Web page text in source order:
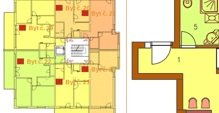
Byt č. 19
Byt č. 20
Byt č. 21
Byt č. 22
Byt č. 23
Byt č. 24